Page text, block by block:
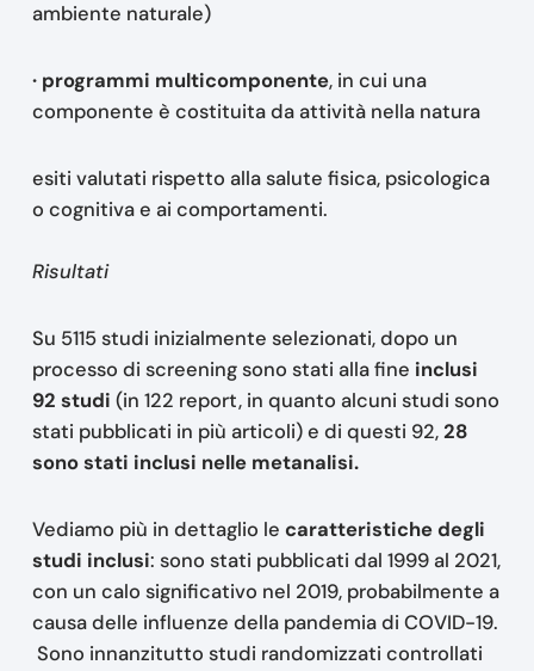
ambiente naturale)
· programmi multicomponente, in cui una
componente è costituita da attività nella natura
esiti valutati rispetto alla salute fisica, psicologica
o cognitiva e ai comportamenti.
Risultati
Su 5115 studi inizialmente selezionati, dopo un
processo di screening sono stati alla fine inclusi
92 studi (in 122 report, in quanto alcuni studi sono
stati pubblicati in più articoli) e di questi 92,28
sono stati inclusi nelle metanalisi.
Vediamo più in dettaglio le caratteristiche degli
studi inclusi: sono stati pubblicati dal 1999 al 2021,
con un calo significativo nel 2019, probabilmente a
causa delle influenze della pandemia di COVID-19.
Sono innanzitutto studi randomizzati controllati